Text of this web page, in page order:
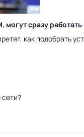
сразу
как подобрать